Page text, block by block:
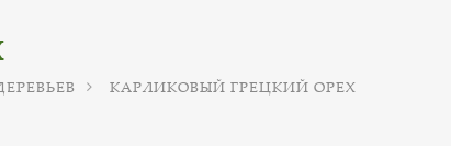
КАРЛИКОВЫЙ ГРЕЦКИЙ ОРЕХ